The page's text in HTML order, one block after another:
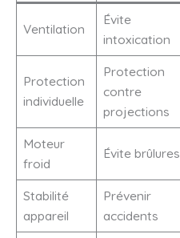
Ventilation
Évite
intoxication
Protection
individuelle
Protection
contre
projections
Moteur
froid
Évite brûlures
Stabilité
appareil
Prévenir
accidents